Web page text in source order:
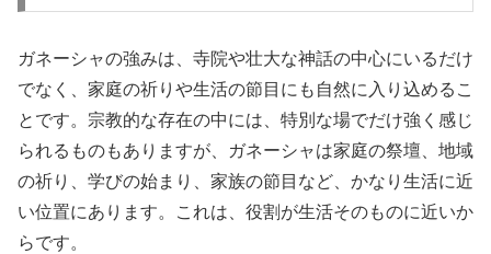
ガネーシャの強みは、寺院や壮大な神話の中心にいるだけ
でなく、家庭の祈りや生活の節目にも自然に入り込めるこ
とです。宗教的な存在の中には、特別な場でだけ強く感じ
られるものもありますが、ガネーシャは家庭の祭壇、地域
の祈り、学びの始まり、家族の節目など、かなり生活に近
い位置にあります。これは、役割が生活そのものに近いか
らです。